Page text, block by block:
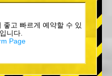
고 빠르게 예약할 수 있
니다.
Page